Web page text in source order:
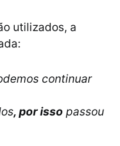
utilizados, a
continuar
, por isso passou